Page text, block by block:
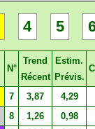
4 5
N°
Trend
Récent
Estim.
Prévis.
7 3,87 4,29
8 1,26 0,98